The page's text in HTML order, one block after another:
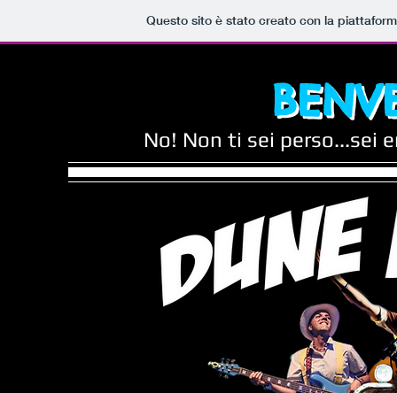
Questo sito è stato creato con la
No! Non ti sei perso...sei